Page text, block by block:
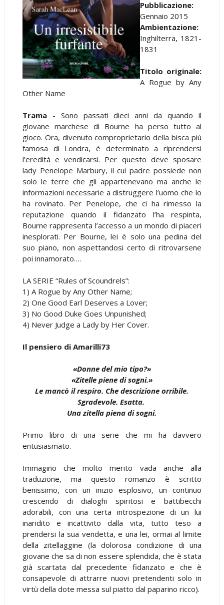
Pubblicazione:
Gennaio 2015
Ambientazione:
Inghilterra, 1821-
1831
Titolo originale:
A Rogue by Any
Other Name
Trama - Sono passati dieci anni da quando il
giovane marchese di Bourne ha perso tutto al
gioco. Ora, divenuto comproprietario della bisca più
famosa di Londra, è determinato a riprendersi
l’eredità e vendicarsi. Per questo deve sposare
lady Penelope Marbury, il cui padre possiede non
solo le terre che gli appartenevano ma anche le
informazioni necessarie a distruggere l’uomo che lo
ha rovinato. Per Penelope, che ci ha rimesso la
reputazione quando il fidanzato l’ha respinta,
Bourne rappresenta l’accesso a un mondo di piaceri
inesplorati. Per Bourne, lei è solo una pedina del
suo piano, non aspettandosi certo di ritrovarsene
poi innamorato….
LA SERIE “Rules of Scoundrels”:
1) A Rogue by Any Other Name;
2) One Good Earl Deserves a Lover;
3) No Good Duke Goes Unpunished;
4) Never Judge a Lady by Her Cover.
Il pensiero di Amarilli73
«Donne del mio tipo?»
«Zitelle piene di sogni.»
Le mancò il respiro. Che descrizione orribile.
Sgradevole. Esatta.
Una zitella piena di sogni.
Primo libro di una serie che mi ha davvero
entusiasmato.
Immagino che molto merito vada anche alla
traduzione, ma questo romanzo è scritto
benissimo, con un inizio esplosivo, un continuo
crescendo di dialoghi spiritosi e battibecchi
adorabili, con una certa introspezione di un lui
inaridito e incattivito dalla vita, tutto teso a
prendersi la sua vendetta, e una lei, ormai al limite
della zitellaggine (la dolorosa condizione di una
giovane che sa di non essere splendida, che è stata
già scartata dal precedente fidanzato e che è
consapevole di attrarre nuovi pretendenti solo in
virtù della dote messa sul piatto dal paparino ricco).